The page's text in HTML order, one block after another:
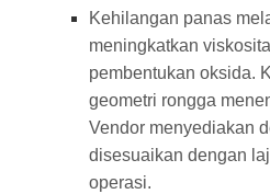
Kehilangan panas
meningkatkan
pembentukan oksida.
geometri rongga
Vendor menyediakan
disesuaikan dengan
operasi.